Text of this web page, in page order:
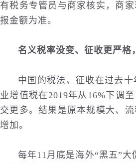
有税务专管员与商家核实，商
报金额为准。
名义税率没变、征收更严格
中国的税法、征收在过去
业增值税在2019年从16%下调
交更多。结果是原本规模大、
增加。
每年11月底是海外“黑五”